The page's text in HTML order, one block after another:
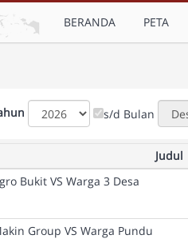
BERANDA PETA
s/d Bulan
Judul
Bukit VS Warga 3 Desa
Group VS Warga Pundu